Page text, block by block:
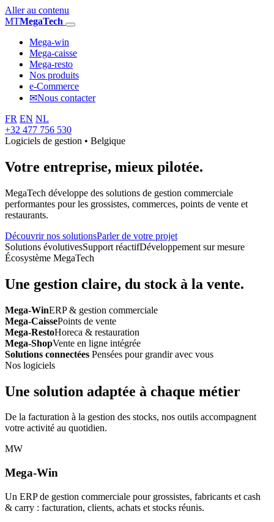
Aller au contenu
MTMegaTech
Mega-win
Mega-caisse
Mega-resto
Nos produits
e-Commerce
✉Nous contacter
FR EN NL
+32 477 756 530
Logiciels de gestion • Belgique
Votre entreprise, mieux pilotée.
MegaTech développe des solutions de gestion commerciale
performantes pour les grossistes, commerces, points de vente et
restaurants.
Découvrir nos solutionsParler de votre projet
Solutions évolutivesSupport réactifDéveloppement sur mesure
Écosystème MegaTech
Une gestion claire, du stock à la vente.
Mega-WinERP & gestion commerciale
Mega-CaissePoints de vente
Mega-RestoHoreca & restauration
Mega-ShopVente en ligne intégrée
Solutions connectées Pensées pour grandir avec vous
Nos logiciels
Une solution adaptée à chaque métier
De la facturation à la gestion des stocks, nos outils accompagnent
votre activité au quotidien.
MW
Mega-Win
Un ERP de gestion commerciale pour grossistes, fabricants et cash
& carry : facturation, clients, achats et stocks réunis.